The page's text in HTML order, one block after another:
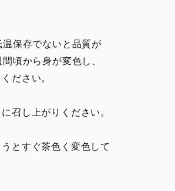
保存でないと品質が
頃から身が変色し、
ださい。
召し上がりください。
とすぐ茶色く変色して